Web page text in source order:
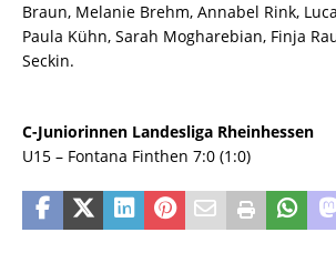
Braun, Melanie Brehm, Annabel Rink,
Paula Kühn, Sarah Mogharebian, Finja
Seckin.
C-Juniorinnen Landesliga Rheinhessen
U15 – Fontana Finthen 7:0 (1:0)